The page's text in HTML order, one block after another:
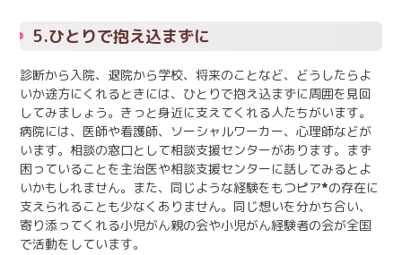
5.ひとりで抱え込まずに
診断から入院、退院から学校、将来のことなど、どうしたらよ
いか途方にくれるときには、ひとりで抱え込まずに周囲を見回
してみましょう。きっと身近に支えてくれる人たちがいます。
病院には、医師や看護師、ソーシャルワーカー、心理師などが
います。相談の窓口として相談支援センターがあります。まず
困っていることを主治医や相談支援センターに話してみるとよ
いかもしれません。また、同じような経験をもつピア*の存在に
支えられることも少なくありません。同じ想いを分かち合い、
寄り添ってくれる小児がん親の会や小児がん経験者の会が全国
で活動をしています。